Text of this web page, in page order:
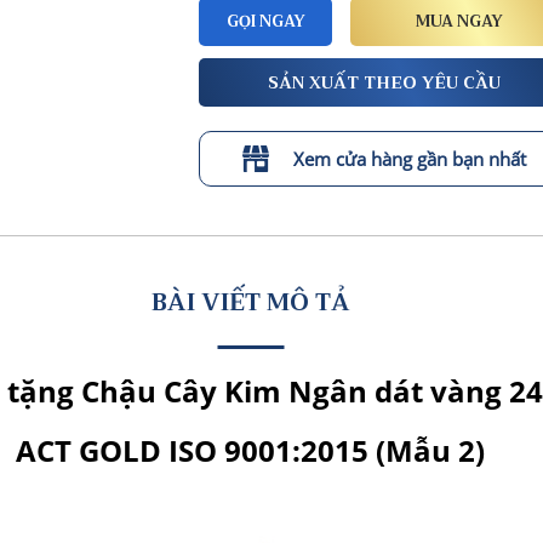
GỌI NGAY MUA NGAY
SẢN XUẤT THEO YÊU CẦU
Xem cửa hàng gần bạn nhất
BÀI VIẾT MÔ TẢ
Chậu Cây Kim Ngân dát vàng
ACT GOLD ISO 9001:2015 (Mẫu 2)